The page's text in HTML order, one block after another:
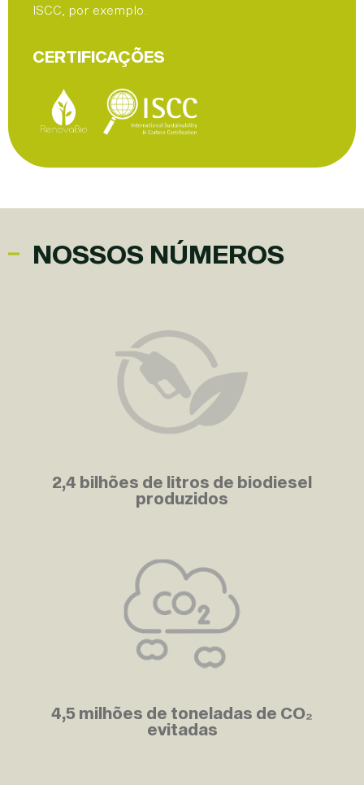
ISCC, por exemplo.
CERTIFICAÇÕES
NOSSOS NÚMEROS
2,4 bilhões de litros de biodiesel
produzidos
4,5 milhões de toneladas de CO₂
evitadas